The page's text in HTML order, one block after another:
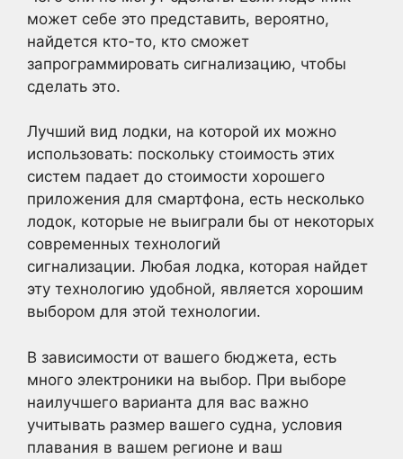
может себе это представить, вероятно,
найдется кто-то, кто сможет
запрограммировать сигнализацию, чтобы
сделать это.
Лучший вид лодки, на которой их можно
использовать: поскольку стоимость этих
систем падает до стоимости хорошего
приложения для смартфона, есть несколько
лодок, которые не выиграли бы от некоторых
современных технологий
сигнализации. Любая лодка, которая найдет
эту технологию удобной, является хорошим
выбором для этой технологии.
В зависимости от вашего бюджета, есть
много электроники на выбор. При выборе
наилучшего варианта для вас важно
учитывать размер вашего судна, условия
плавания в вашем регионе и ваш